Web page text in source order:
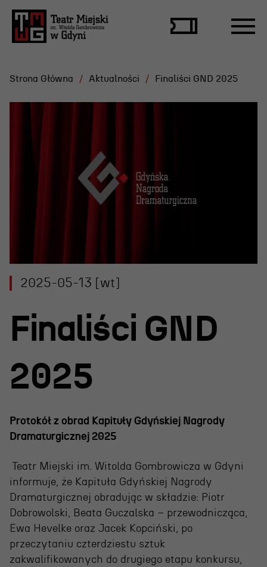
Repertuar
Scena Letnia
Aktualne spektakle
Archiwum spektakli
Gdyńska Nagroda Dramaturgiczna
Żurowskiego
Teatr
Historia teatru
Zespół artystyczny
Aktualności
Dostępny Teatr Miejski
Wynajem scen i spektakli
Spektakle wyjazdowe
Strona Główna Aktualności Finaliści GND 2025
2025-05-13 [wt]
Finaliści GND
2025
Protokół z obrad Kapituły Gdyńskiej Nagrody
Dramaturgicznej 2025
Teatr Miejski im. Witolda Gombrowicza w Gdyni
informuje, że Kapituła Gdyńskiej Nagrody
Dramaturgicznej obradując w składzie: Piotr
Dobrowolski, Beata Guczalska – przewodnicząca,
Ewa Hevelke oraz Jacek Kopciński, po
przeczytaniu czterdziestu sztuk
zakwalifikowanych do drugiego etapu konkursu,